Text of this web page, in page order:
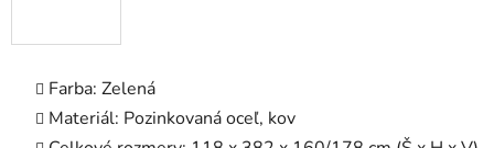
Farba: Zelená
Materiál: Pozinkovaná oceľ, kov